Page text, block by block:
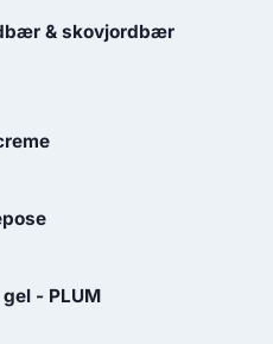
kr..
163.95 kr..
& skovjordbær
- PLUM